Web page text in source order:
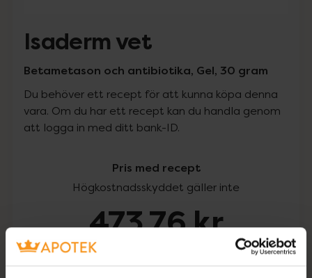
Isaderm vet
Betametason och antibiotika, Gel, 30 gram
Du behöver ett recept för att kunna köpa denna
vara. Om du har ett recept kan du handla genom
att logga in med ditt bank-ID.
Pris med recept
Högkostnadsskyddet gäller inte
473,76 kr